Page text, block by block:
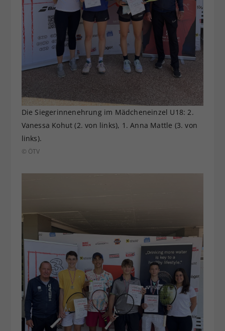
Die Siegerinnenehrung im Mädcheneinzel U18: 2.
Vanessa Kohut (2. von links), 1. Anna Mattle (3. von
links).
© ÖTV